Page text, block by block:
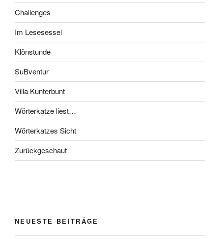
Challenges
Im Lesesessel
Klönstunde
SuBventur
Villa Kunterbunt
Wörterkatze liest…
Wörterkatzes Sicht
Zurückgeschaut
NEUESTE BEITRÄGE